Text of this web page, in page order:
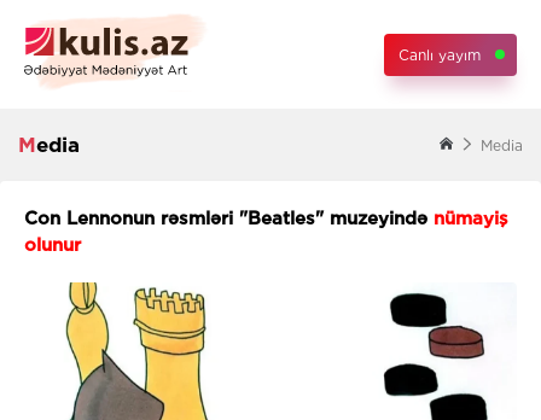
Canlı yayım
Media Media
Con Lennonun rəsmləri "Beatles" muzeyində nümayiş
olunur